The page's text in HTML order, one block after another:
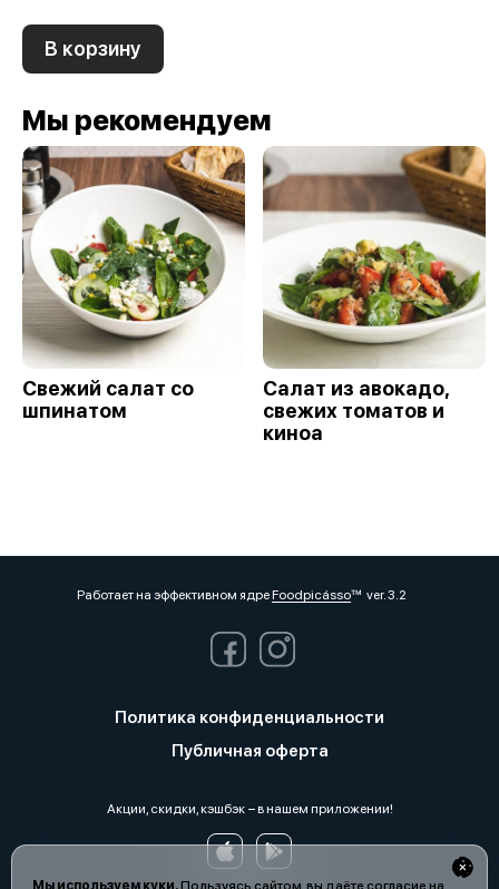
Мы используем куки.Пользуясь сайтом, вы даёте согласие на
В корзину
Мы рекомендуем
Свежий салат со
шпинатом
Салат из авокадо,
свежих томатов и
киноа
Работает на эффективном ядреFoodpicássover. 3.2
Политика конфиденциальности
Публичная оферта
Акции, скидки, кэшбэк − в нашем приложении!